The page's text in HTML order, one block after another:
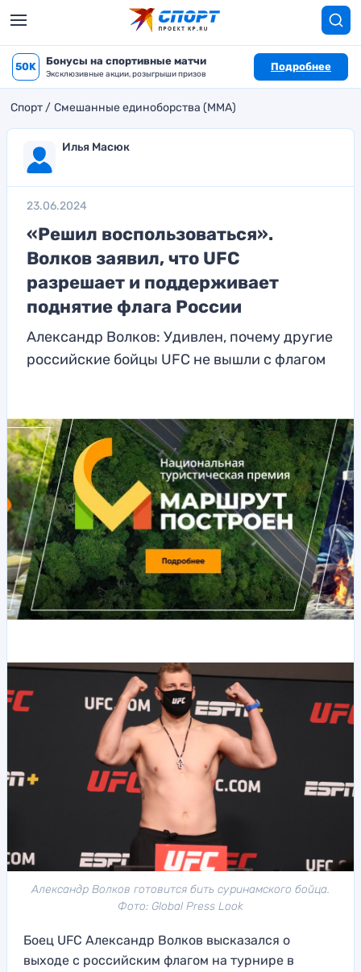
50K Бонусы на спортивные матчи
Эксклюзивные акции, розыгрыши призов
Подробнее
Спорт Смешанные единоборства (MMA)
Илья Масюк
23.06.2024
«Решил воспользоваться».
Волков заявил, что UFC
разрешает и поддерживает
поднятие флага России
Александр Волков: Удивлен, почему другие
российские бойцы UFC не вышли с флагом
Александр Волков готовится бить суринамского бойца.
Фото: Global Press Look
Боец UFC Александр Волков высказался о
выходе с российским флагом на турнире в